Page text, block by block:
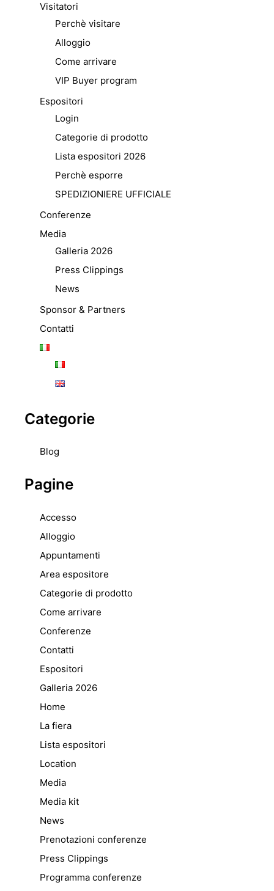
Visitatori
Perchè visitare
Alloggio
Come arrivare
VIP Buyer program
Espositori
Login
Categorie di prodotto
Lista espositori 2026
Perchè esporre
SPEDIZIONIERE UFFICIALE
Conferenze
Media
Galleria 2026
Press Clippings
News
Sponsor & Partners
Contatti
Categorie
Blog
Pagine
Accesso
Alloggio
Appuntamenti
Area espositore
Categorie di prodotto
Come arrivare
Conferenze
Contatti
Espositori
Galleria 2026
Home
La fiera
Lista espositori
Location
Media
Media kit
News
Prenotazioni conferenze
Press Clippings
Programma conferenze